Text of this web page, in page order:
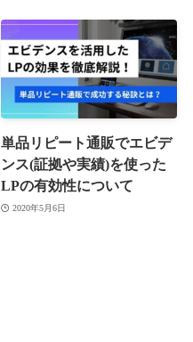
単品リピート通販でエビデ
ンス(証拠や実績)を使った
LPの有効性について
2020年5月6日